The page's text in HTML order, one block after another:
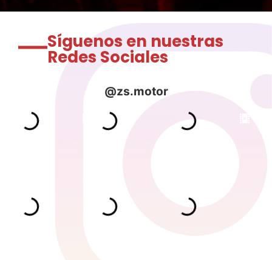
Síguenos en nuestras
Redes Sociales